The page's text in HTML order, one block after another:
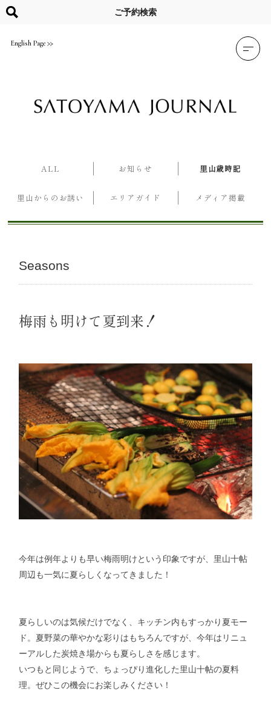
content
English Page
ご予約検索
ALL お知らせ 里山歳時記
里山からのお誘い エリアガイド メディア掲載
Seasons
梅雨も明けて夏到来！
今年は例年よりも早い梅雨明けという印象ですが、里山十帖
周辺も一気に夏らしくなってきました！
夏らしいのは気候だけでなく、キッチン内もすっかり夏モー
ド。夏野菜の華やかな彩りはもちろんですが、今年はリニュ
ーアルした炭焼き場からも夏らしさを感じます。
いつもと同じようで、ちょっぴり進化した里山十帖の夏料
理。ぜひこの機会にお楽しみください！